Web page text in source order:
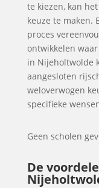
te kiezen, kan
keuze te maken.
proces
ontwikkelen
in Nijeholtwolde
aangesloten
weloverwogen
specifieke
Geen scholen
De